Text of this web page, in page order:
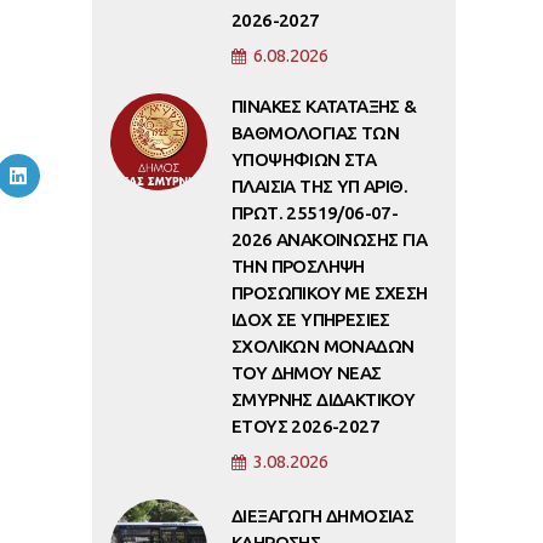
2026-2027
6.08.2026
ΠΙΝΑΚΕΣ ΚΑΤΑΤΑΞΗΣ &
ΒΑΘΜΟΛΟΓΙΑΣ ΤΩΝ
ΥΠΟΨΗΦΙΩΝ ΣΤΑ
ΠΛΑΙΣΙΑ ΤΗΣ ΥΠ ΑΡΙΘ.
ΠΡΩΤ. 25519/06-07-
2026 ΑΝΑΚΟΙΝΩΣΗΣ ΓΙΑ
ΤΗΝ ΠΡΟΣΛΗΨΗ
ΠΡΟΣΩΠΙΚΟΥ ΜΕ ΣΧΕΣΗ
ΙΔΟΧ ΣΕ ΥΠΗΡΕΣΙΕΣ
ΣΧΟΛΙΚΩΝ ΜΟΝΑΔΩΝ
ΤΟΥ ΔΗΜΟΥ ΝΕΑΣ
ΣΜΥΡΝΗΣ ΔΙΔΑΚΤΙΚΟΥ
ΕΤΟΥΣ 2026-2027
3.08.2026
ΔΙΕΞΑΓΩΓΗ ΔΗΜΟΣΙΑΣ